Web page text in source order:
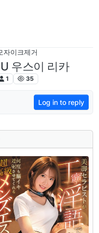
자이크제거
우스이 리카
1 35
Log in to reply